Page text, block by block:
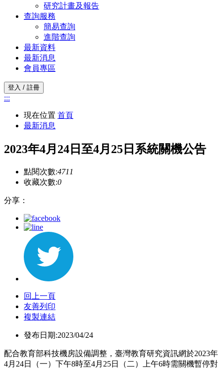
研究計畫及報告
查詢服務
簡易查詢
進階查詢
最新資料
最新消息
會員專區
登入 / 註冊
:::
現在位置 首頁
最新消息
2023年4月24日至4月25日系統關機公告
點閱次數:4711
收藏次數:0
分享：
回上一頁
友善列印
複製連結
發布日期:2023/04/24
配合教育部科技機房設備調整，臺灣教育研究資訊網於2023年
4月24日（一）下午8時至4月25日（二）上午6時需關機暫停對